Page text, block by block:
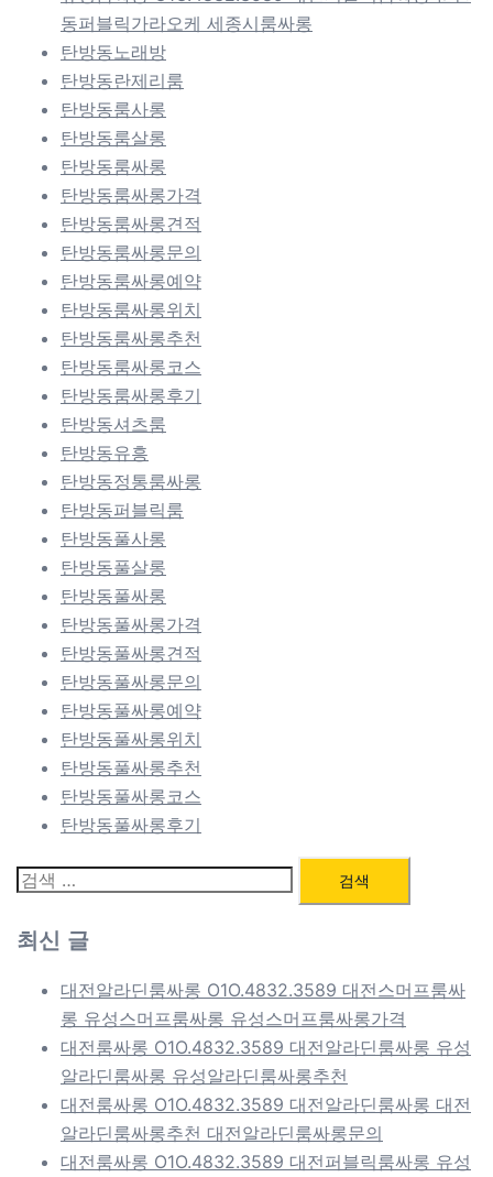
동퍼블릭가라오케 세종시룸싸롱
탄방동노래방
탄방동란제리룸
탄방동룸사롱
탄방동룸살롱
탄방동룸싸롱
탄방동룸싸롱가격
탄방동룸싸롱견적
탄방동룸싸롱문의
탄방동룸싸롱예약
탄방동룸싸롱위치
탄방동룸싸롱추천
탄방동룸싸롱코스
탄방동룸싸롱후기
탄방동셔츠룸
탄방동유흥
탄방동정통룸싸롱
탄방동퍼블릭룸
탄방동풀사롱
탄방동풀살롱
탄방동풀싸롱
탄방동풀싸롱가격
탄방동풀싸롱견적
탄방동풀싸롱문의
탄방동풀싸롱예약
탄방동풀싸롱위치
탄방동풀싸롱추천
탄방동풀싸롱코스
탄방동풀싸롱후기
검
최신 글
대전알라딘룸싸롱 O1O.4832.3589 대전스머프룸싸
롱 유성스머프룸싸롱 유성스머프룸싸롱가격
대전룸싸롱 O1O.4832.3589 대전알라딘룸싸롱 유성
알라딘룸싸롱 유성알라딘룸싸롱추천
대전룸싸롱 O1O.4832.3589 대전알라딘룸싸롱 대전
알라딘룸싸롱추천 대전알라딘룸싸롱문의
대전룸싸롱 O1O.4832.3589 대전퍼블릭룸싸롱 유성